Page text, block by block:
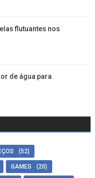
flutuantes nos
de água para
(52)
GAMES (20)